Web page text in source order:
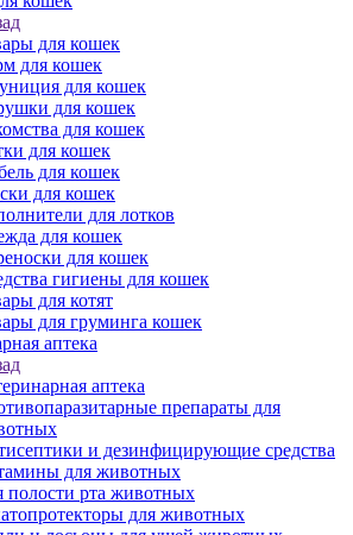
для кошек
для кошек
для кошек
для кошек
для кошек
для кошек
для кошек
для кошек
для лотков
для кошек
для кошек
гигиены для кошек
для котят
для груминга кошек
аптека
аптека
препараты для
и дезинфицирующие средства
для животных
полости рта животных
для животных